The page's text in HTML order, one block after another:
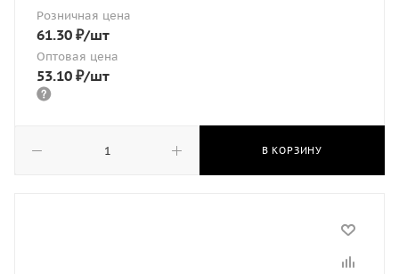
Розничная цена
61.30 ₽/шт
Оптовая цена
53.10 ₽/шт
В КОРЗИНУ